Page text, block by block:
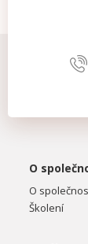
O
O
Školení